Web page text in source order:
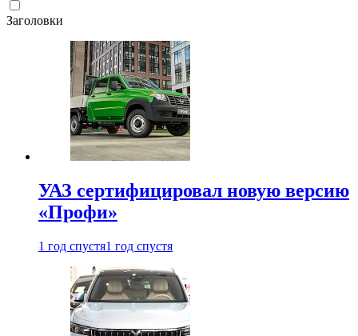
Заголовки
УАЗ сертифицировал новую версию
«Профи»
1 год спустя1 год спустя